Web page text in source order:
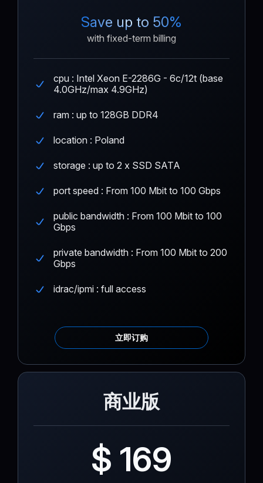
Save up to 50%
with fixed-term billing
cpu : Intel Xeon E-2286G - 6c/12t (base
4.0GHz/max 4.9GHz)
ram : up to 128GB DDR4
location : Poland
storage : up to 2 x SSD SATA
port speed : From 100 Mbit to 100 Gbps
public bandwidth : From 100 Mbit to 100
Gbps
private bandwidth : From 100 Mbit to 200
Gbps
idrac/ipmi : full access
立即订购
商业版
$ 169